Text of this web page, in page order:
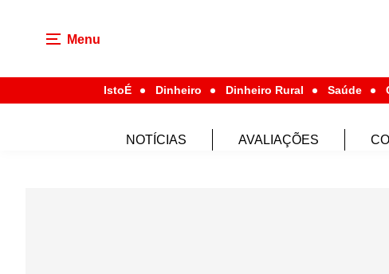
Menu
IstoÉ Dinheiro Dinheiro Rural Saúde
NOTÍCIAS AVALIAÇÕES